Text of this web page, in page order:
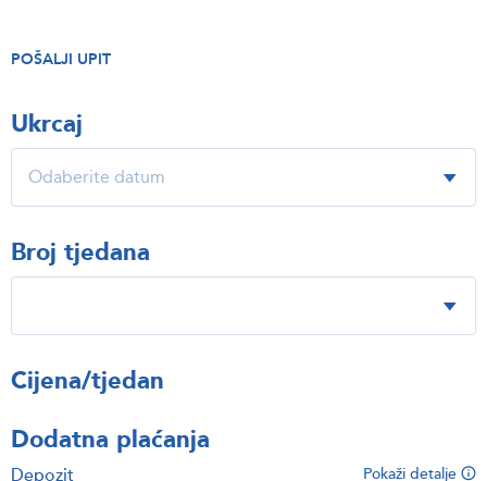
POŠALJI UPIT
Ukrcaj
Broj tjedana
Cijena/tjedan
Dodatna plaćanja
Pokaži detalje
Depozit